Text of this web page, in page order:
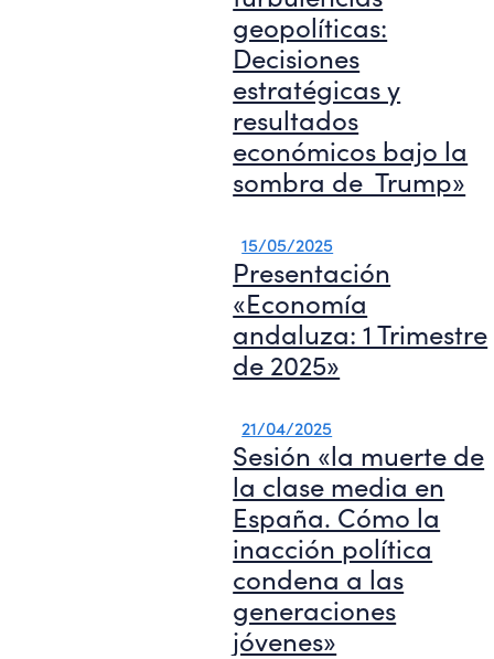
geopolíticas:
Decisiones
estratégicas y
resultados
económicos bajo la
sombra de Trump»
15/05/2025
Presentación
«Economía
andaluza: 1 Trimestre
de 2025»
21/04/2025
Sesión «la muerte de
la clase media en
España. Cómo la
inacción política
condena a las
generaciones
jóvenes»